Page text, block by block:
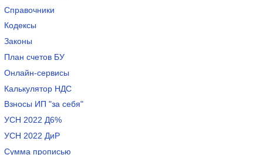
Справочники
Кодексы
Законы
План счетов БУ
Онлайн-сервисы
Калькулятор НДС
Взносы ИП "за себя"
УСН 2022 Д6%
УСН 2022 ДиР
Сумма прописью